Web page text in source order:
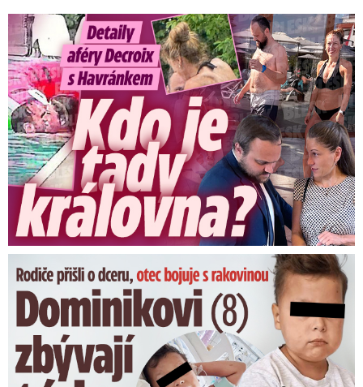
Detaily aféry Decroix s Havránkem: Kdo je tady královna?
Dominikovi (8) zbývají týdny života: Vzkaz od exprezidenta